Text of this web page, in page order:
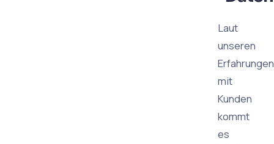
Laut
unseren
Erfahrungen
mit
Kunden
kommt
es